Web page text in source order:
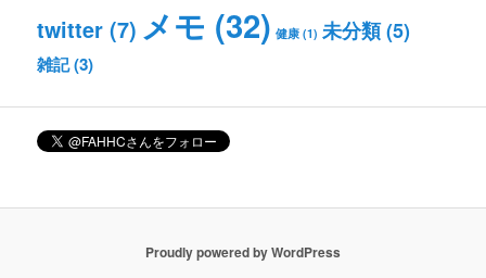
twitter (7) メモ (32) 健康 (1) 未分類(5)
雑記(3)
Proudly powered by WordPress